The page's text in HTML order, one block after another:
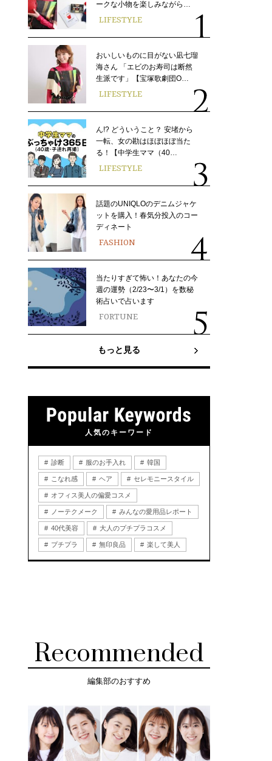
ークな小物を楽しみながら…
LIFESTYLE
おいしいものに目がない凪七瑠
海さん 「エビのお寿司は断然
生派です」【宝塚歌劇団O…
LIFESTYLE
ん!? どういうこと？ 安堵から
一転、女の勘はほぼほぼ当た
る！【中学生ママ（40…
LIFESTYLE
話題のUNIQLOのデニムジャケ
ットを購入！春気分投入のコー
ディネート
FASHION
当たりすぎて怖い！あなたの今
週の運勢（2/23〜3/1）を数秘
術占いで占います
FORTUNE
もっと見る
人気のキーワード
診断 服のお手入れ 韓国
こなれ感 ヘア セレモニースタイル
オフィス美人の偏愛コスメ
ノーテクメーク みんなの愛用品レポート
40代美容 大人のプチプラコスメ
プチプラ 無印良品 楽して美人
Recommended
編集部のおすすめ